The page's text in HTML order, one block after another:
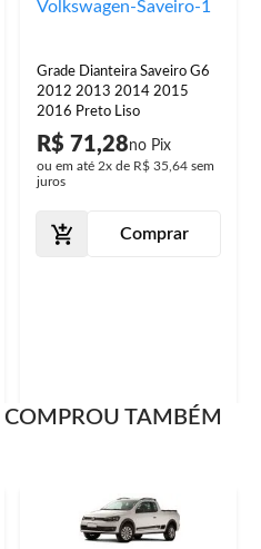
Grade Dianteira Saveiro G6
2012 2013 2014 2015
2016 Preto Liso
R$ 71,28
ou em até 2x de R$ 35,64 sem
juros
Comprar
TAMBÉM